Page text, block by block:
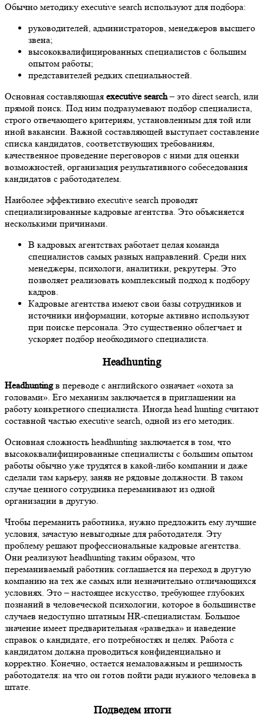
Обычно методику executive search используют для подбора:
руководителей, администраторов, менеджеров высшего
звена;
высококвалифицированных специалистов с большим
опытом работы;
представителей редких специальностей.
Основная составляющая executive search– это direct search, или
прямой поиск. Под ним подразумевают подбор специалиста,
строго отвечающего критериям, установленным для той или
иной вакансии. Важной составляющей выступает составление
списка кандидатов, соответствующих требованиям,
качественное проведение переговоров с ними для оценки
возможностей, организация результативного собеседования
кандидатов с работодателем.
Наиболее эффективно executive search проводят
специализированные кадровые агентства. Это объясняется
несколькими причинами.
В кадровых агентствах работает целая команда
специалистов самых разных направлений. Среди них
менеджеры, психологи, аналитики, рекрутеры. Это
позволяет реализовать комплексный подход к подбору
кадров.
Кадровые агентства имеют свои базы сотрудников и
источники информации, которые активно используют
при поиске персонала. Это существенно облегчает и
ускоряет подбор необходимого специалиста.
Headhunting
Headhuntingв переводе с английского означает «охота за
головами». Его механизм заключается в приглашении на
работу конкретного специалиста. Иногда head hunting считают
составной частью executive search, одной из его методик.
Основная сложность headhunting заключается в том, что
высококвалифицированные специалисты с большим опытом
работы обычно уже трудятся в какой-либо компании и даже
сделали там карьеру, заняв не рядовые должности. В таком
случае ценного сотрудника переманивают из одной
организации в другую.
Чтобы переманить работника, нужно предложить ему лучшие
условия, зачастую невыгодные для работодателя. Эту
проблему решают профессиональные кадровые агентства.
Они реализуют headhunting таким образом, что
переманиваемый работник соглашается на переход в другую
компанию на тех же самых или незначительно отличающихся
условиях. Это – настоящее искусство, требующее глубоких
познаний в человеческой психологии, которое в большинстве
случаев недоступно штатным HR-специалистам. Большое
значение имеет предварительная «разведка» и наведение
справок о кандидате, его потребностях и целях. Работа с
кандидатом должна проводиться конфиденциально и
корректно. Конечно, остается немаловажным и решимость
работодателя: на что он готов пойти ради нужного человека в
штате.
Подведем итоги